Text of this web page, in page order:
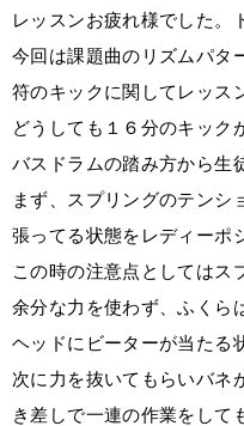
レッスンお疲れ様でした。
今回は課題曲のリズムパタ
符のキックに関してレッス
どうしても１６分のキック
バスドラムの踏み方から生
まず、スプリングのテンシ
張ってる状態をレディーポ
この時の注意点としてはス
余分な力を使わず、ふくら
ヘッドにビーターが当たる
次に力を抜いてもらいバネ
き差しで一連の作業をして